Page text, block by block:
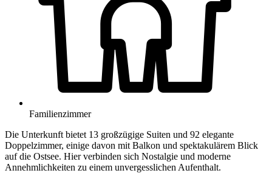
Familienzimmer
Die Unterkunft bietet 13 großzügige Suiten und 92 elegante
Doppelzimmer, einige davon mit Balkon und spektakulärem Blick
auf die Ostsee. Hier verbinden sich Nostalgie und moderne
Annehmlichkeiten zu einem unvergesslichen Aufenthalt.